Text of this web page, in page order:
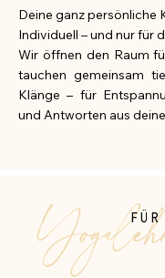
Deine ganz persönliche
Individuell – und nur für
Wir öffnen den Raum
tauchen gemeinsam
Klänge – für
und Antworten aus
FÜR